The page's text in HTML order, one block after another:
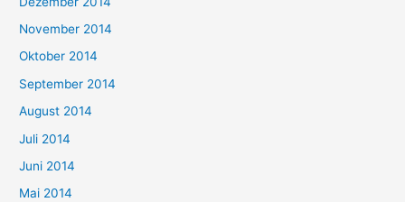
November 2014
Oktober 2014
September 2014
August 2014
Juli 2014
Juni 2014
Mai 2014